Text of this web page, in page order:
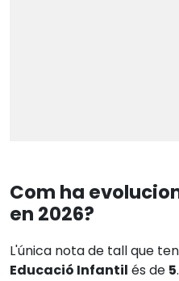
Com ha
en 2026?
L'única nota de tall que
Educació Infantil és de 5.